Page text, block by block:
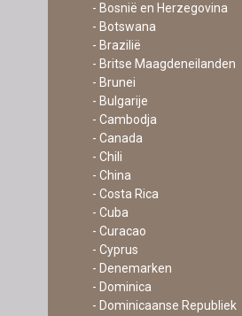
- Bosnië en Herzegovina
- Botswana
- Brazilië
- Britse Maagdeneilanden
- Brunei
- Bulgarije
- Cambodja
- Canada
- Chili
- China
- Costa Rica
- Cuba
- Curacao
- Cyprus
- Denemarken
- Dominica
- Dominicaanse Republiek